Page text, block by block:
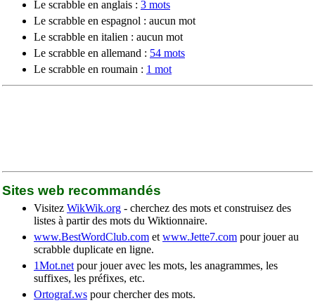
Le scrabble en anglais : 3 mots
Le scrabble en espagnol : aucun mot
Le scrabble en italien : aucun mot
Le scrabble en allemand : 54 mots
Le scrabble en roumain : 1 mot
Sites web recommandés
Visitez WikWik.org - cherchez des mots et construisez des
listes à partir des mots du Wiktionnaire.
www.BestWordClub.com et www.Jette7.com pour jouer au
scrabble duplicate en ligne.
1Mot.net pour jouer avec les mots, les anagrammes, les
suffixes, les préfixes, etc.
Ortograf.ws pour chercher des mots.